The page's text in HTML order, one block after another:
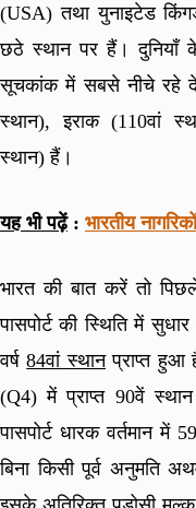
(USA) तथा युनाइटेड
छठे स्थान पर हैं। दुनियाँ
सूचकांक में सबसे नीचे रहे
स्थान), इराक (110वां
स्थान) हैं।
यह भी पढ़ें: भारतीय
भारत की बात करें तो
पासपोर्ट की स्थिति में
वर्ष84वां स्थानप्राप्त हुआ
(Q4) में प्राप्त 90वें
पासपोर्ट धारक वर्तमान
बिना किसी पूर्व अनुमति